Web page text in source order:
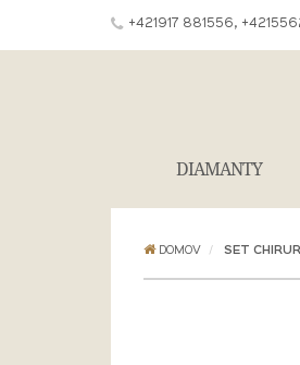
+421917 881556,
DIAMANTY
DOMOV SET